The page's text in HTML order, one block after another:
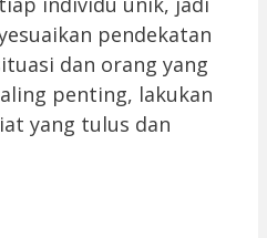
pendekatan
dan orang yang
penting, lakukan
yang tulus dan